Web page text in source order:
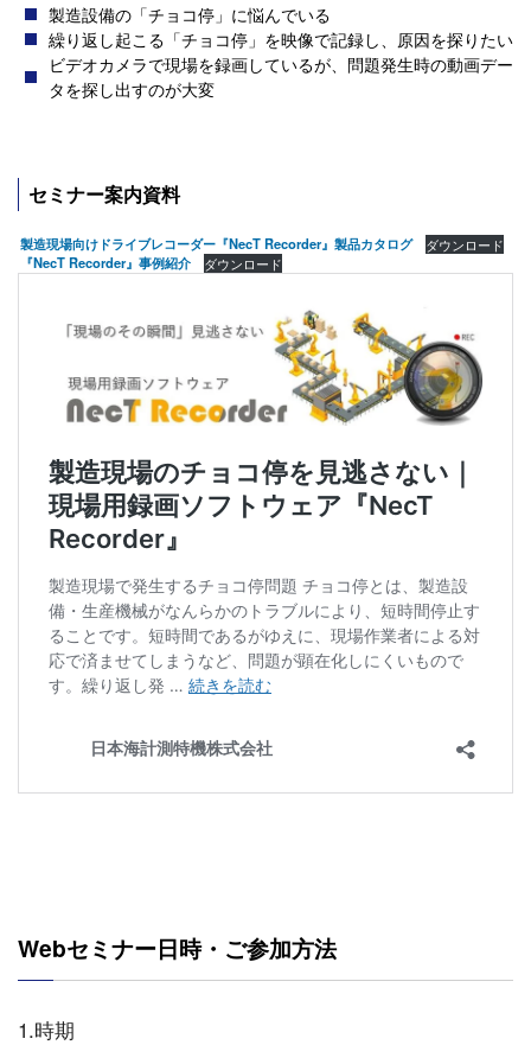
製造設備の「チョコ停」に悩んでいる
繰り返し起こる「チョコ停」を映像で記録し、原因を探りたい
ビデオカメラで現場を録画しているが、問題発生時の動画デー
タを探し出すのが大変
セミナー案内資料
製造現場向けドライブレコーダー『NecT Recorder』製品カタログ
ダウンロード
『NecT Recorder』事例紹介
ダウンロード
Webセミナー日時・ご参加方法
1.時期